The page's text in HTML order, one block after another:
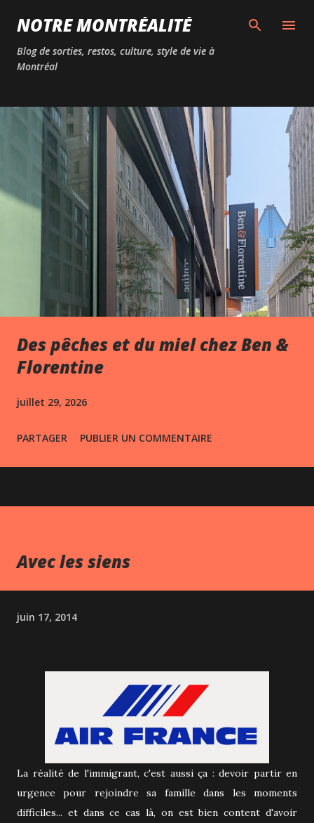
Passer au contenu principal
NOTRE MONTRÉALITÉ
Blog de sorties, restos, culture, style de vie à
Montréal
Des pêches et du miel chez Ben &
Florentine
juillet 29, 2026
PARTAGER PUBLIER UN COMMENTAIRE
Avec les siens
juin 17, 2014
La réalité de l'immigrant, c'est aussi ça : devoir partir en
urgence pour rejoindre sa famille dans les moments
difficiles... et dans ce cas là, on est bien content d'avoir